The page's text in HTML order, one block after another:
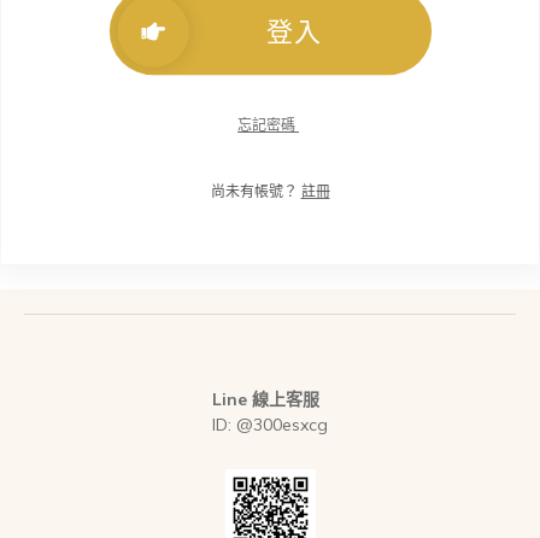
登入
忘記密碼
尚未有帳號？ 註冊
Line 線上客服
ID: @300esxcg